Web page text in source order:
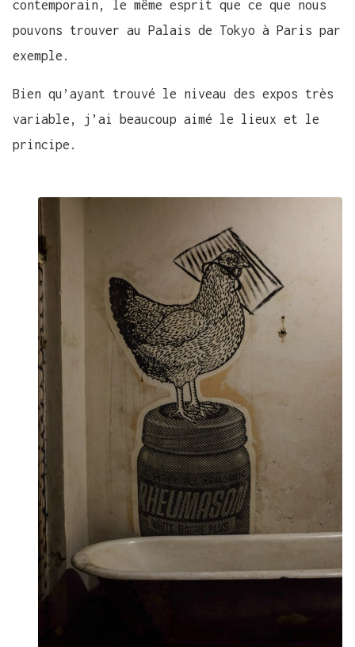
contemporain, le même esprit que ce que nous
pouvons trouver au Palais de Tokyo à Paris par
exemple.
Bien qu’ayant trouvé le niveau des expos très
variable, j’ai beaucoup aimé le lieux et le
principe.